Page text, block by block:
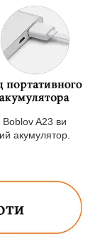
A23 ви
акумулятор.